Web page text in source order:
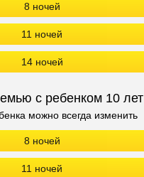
8 ночей
11 ночей
14 ночей
с ребенком 10 лет
можно всегда изменить
8 ночей
11 ночей